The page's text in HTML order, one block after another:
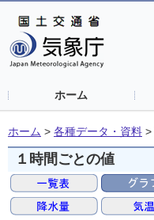
ホーム
ホーム > 各種データ・資料 >
１時間ごとの値